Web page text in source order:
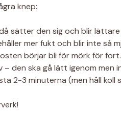
knep:
sätter den sig och blir
mer fukt och blir inte så
börjar bli för mörk för fort.
den ska gå lätt igenom men
2-3 minuterna (men håll koll